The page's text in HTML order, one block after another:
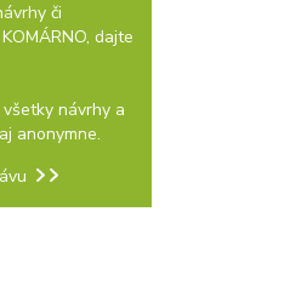
či
dajte
návrhy a
anonymne.